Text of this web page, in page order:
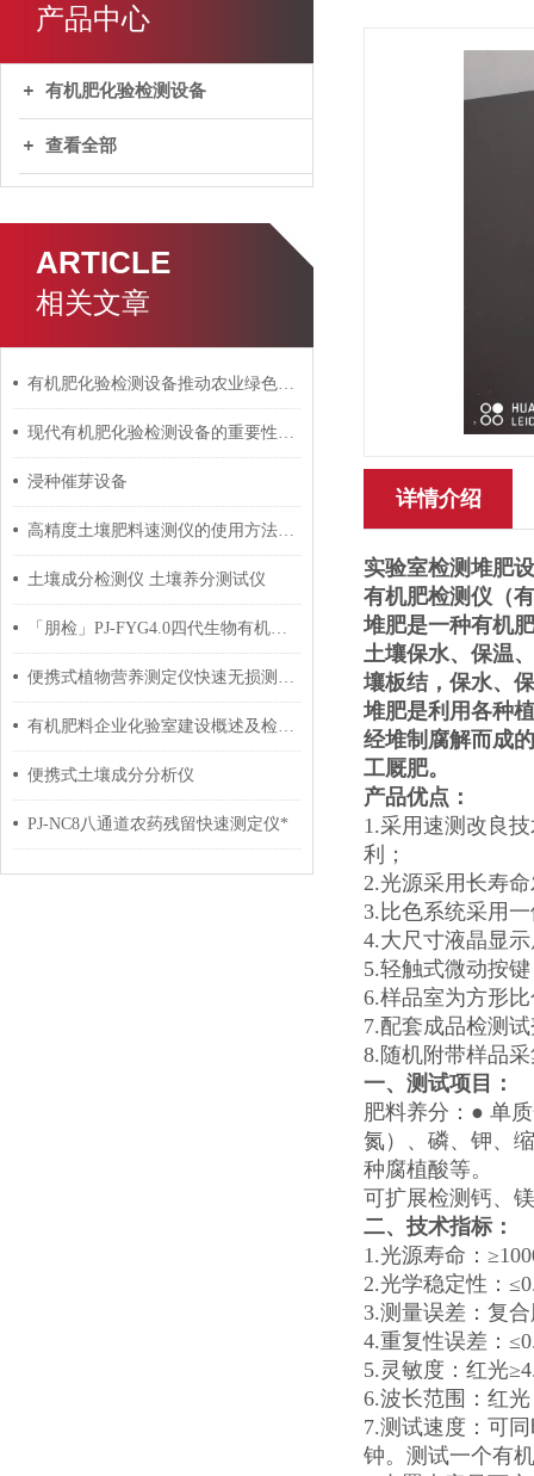
产品中心
有机肥化验检测设备
查看全部
ARTICLE
相关文章
有机肥化验检测设备推动农业绿色发展
现代有机肥化验检测设备的重要性与应用
浸种催芽设备
高精度土壤肥料速测仪的使用方法及特点
土壤成分检测仪 土壤养分测试仪
「朋检」PJ-FYG4.0四代生物有机肥检测仪 功能测评
便携式植物营养测定仪快速无损测试植物的三种养分信息
有机肥料企业化验室建设概述及检测仪器设备配置方案
便携式土壤成分分析仪
PJ-NC8八通道农药残留快速测定仪*
详情介绍
实验室检测堆肥
有机肥检测仪（
堆肥是一种有机
土壤保水、保温
壤板结，保水、
堆肥是利用各种
经堆制腐解而成
工厩肥。
产品优点：
1.采用速测改良
利；
2.光源采用长寿
3.比色系统采用
4.大尺寸液晶显
5.轻触式微动按
6.样品室为方形
7.配套成品检测
8.随机附带样品
一、测试项目：
肥料养分：● 单
氮）、磷、钾、
种腐植酸等。
可扩展检测钙、
二、技术指标：
1.光源寿命：
2.光学稳定性：
3.测量误差：复
4.重复性误差：
5.灵敏度：红光
6.波长范围：红光
7.测试速度：可
钟。测试一个有